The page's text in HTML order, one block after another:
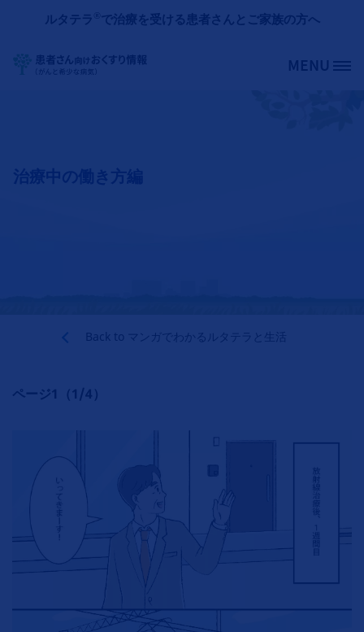
メインコンテンツに移動
ルタテラ ® で治療を受ける患者さんとご家族の方へ
Site Logo MENU
Back to マンガでわかるルタテラと生活
ページ1（1/4）